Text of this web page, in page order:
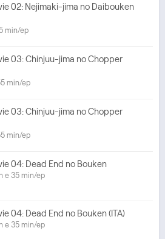
02: Nejimaki-jima no Daibouken
min/ep
03: Chinjuu-jima no Chopper
min/ep
03: Chinjuu-jima no Chopper
min/ep
04: Dead End no Bouken
e 35 min/ep
04: Dead End no Bouken (ITA)
e 35 min/ep